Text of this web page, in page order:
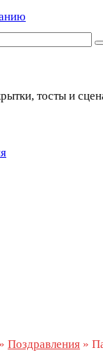
тосты и
» Поздравления »